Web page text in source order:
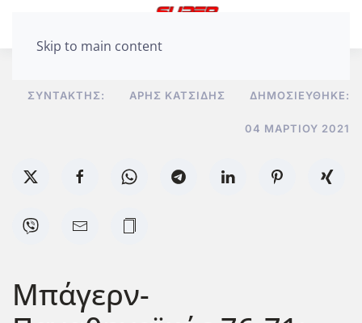
Skip to main content
ΣΥΝΤΆΚΤΗΣ: ΆΡΗΣ ΚΑΤΣΊΔΗΣ ΔΗΜΟΣΙΕΎΘΗΚΕ:
04 ΜΑΡΤΊΟΥ 2021
Μπάγερν-